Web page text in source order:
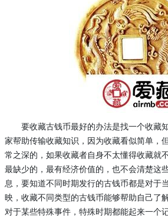
要收藏古钱币最好的办法是找一个收藏
家帮助传输收藏知识，因为收藏看似简单，
常之深的，如果收藏者自身不太懂得收藏就
最缺少的，最有经济价值的，也不会清楚这
息，要知道不同时期发行的古钱币都是对于
映，收藏不同类型的古钱币能够帮助自己了
对于某些特殊事件，特殊时期都能起来一个